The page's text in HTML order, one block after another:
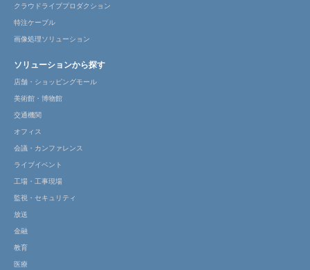
クラウドライブプロダクション
特注ケーブル
画像処理ソリューション
ソリューションから探す
店舗・ショッピングモール
美術館・博物館
交通機関
オフィス
会議・カンファレンス
ライブイベント
工場・工事現場
監視・セキュリティ
放送
金融
教育
医療